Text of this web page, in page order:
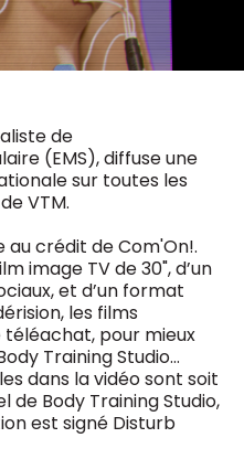
de
(EMS), diffuse une
sur toutes les
VTM.
crédit de Com'On!.
image TV de 30", d’un
et d’un format
les films
pour mieux
Training Studio…
dans la vidéo sont soit
de Body Training Studio,
est signé Disturb
Freemium
access
MM e - News
MM Tech
MM Best of
Research
MM Blue
MM Magazine
(digital)